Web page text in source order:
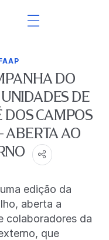
DO
DE
DOS CAMPOS
ABERTA AO
edição da
aberta a
colaboradores da
que